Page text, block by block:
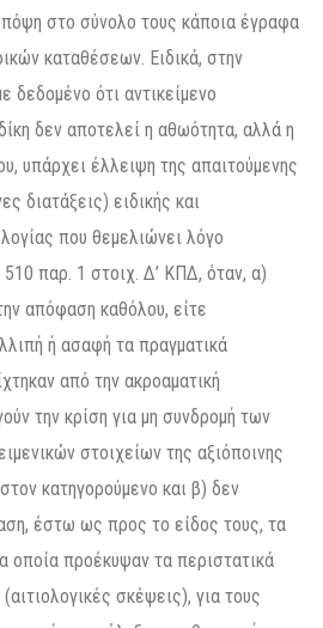
στο σύνολο τους κάποια έγραφα
καταθέσεων. Ειδικά, στην
ότι αντικείμενο
δεν αποτελεί η αθωότητα, αλλά η
υπάρχει έλλειψη της απαιτούμενης
διατάξεις) ειδικής και
που θεμελιώνει λόγο
παρ. 1 στοιχ. Δ’ ΚΠΔ, όταν, α)
απόφαση καθόλου, είτε
ή ασαφή τα πραγματικά
από την ακροαματική
την κρίση για μη συνδρομή των
στοιχείων της αξιόποινης
κατηγορούμενο και β) δεν
έστω ως προς το είδος τους, τα
οποία προέκυψαν τα περιστατικά
σκέψεις), για τους